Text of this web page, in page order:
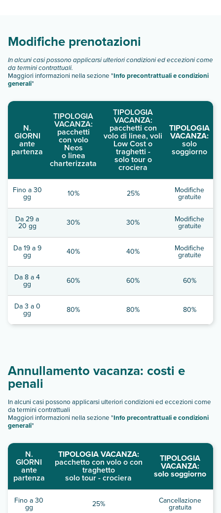
Modifiche prenotazioni
In alcuni casi possono applicarsi ulteriori condizioni ed eccezioni come
da termini contrattuali.
Maggiori informazioni nella sezione "Info precontrattuali e condizioni
generali"
N.
GIORNI
ante
partenza
TIPOLOGIA
VACANZA:
pacchetti
con volo
Neos
o linea
charterizzata
TIPOLOGIA
VACANZA:
pacchetti con
volo di linea, voli
Low Cost o
traghetti -
solo tour o
crociera
TIPOLOGIA
VACANZA:
solo
soggiorno
Fino a 30
gg 10% 25% Modifiche
gratuite
Da 29 a
20 gg 30% 30% Modifiche
gratuite
Da 19 a 9
gg 40% 40% Modifiche
gratuite
Da 8 a 4
gg 60% 60% 60%
Da 3 a 0
gg 80% 80% 80%
Annullamento vacanza: costi e
penali
In alcuni casi possono applicarsi ulteriori condizioni ed eccezioni come
da termini contrattuali
Maggiori informazioni nella sezione "Info precontrattuali e condizioni
generali"
N.
GIORNI
ante
partenza
TIPOLOGIA VACANZA:
pacchetto con volo o con
traghetto
solo tour - crociera
TIPOLOGIA
VACANZA:
solo soggiorno
Fino a 30
gg 25% Cancellazione
gratuita